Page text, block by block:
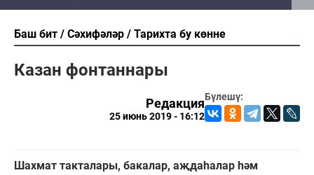
Баш бит Сәхифәләр Тарихта бу көнне
Казан фонтаннары
Бүлешү:
Редакция
25 июнь 2019 - 16:12
Шахмат такталары, бакалар, аҗдаһалар һәм